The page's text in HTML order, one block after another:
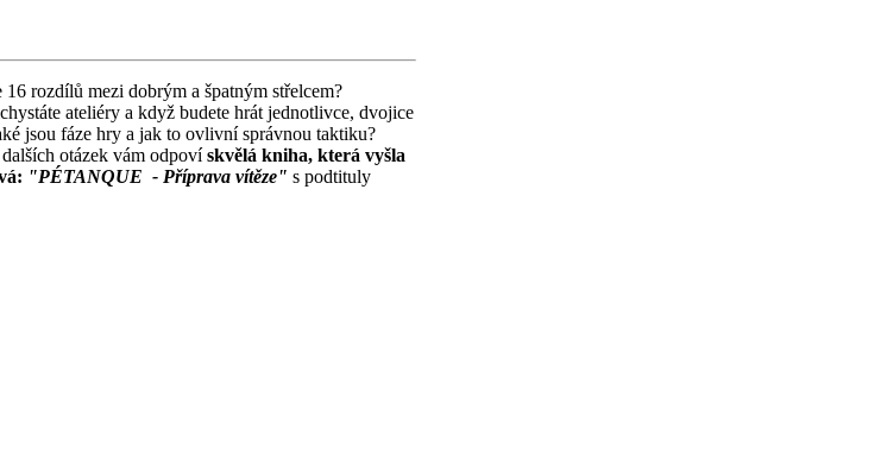
rozdílů mezi dobrým a špatným střelcem?
ateliéry a když budete hrát jednotlivce, dvojice
jsou fáze hry a jak to ovlivní správnou taktiku?
otázek vám odpovískvělá kniha, která vyšla
"PÉTANQUE - Příprava vítěze" s podtituly